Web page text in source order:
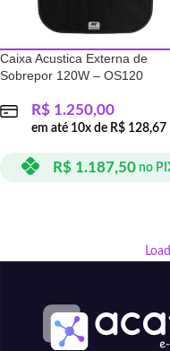
Caixa Acustica Externa de
Sobrepor 120W – OS120
R$ 1.250,00
em até 10x de R$ 128,67
R$1.187,50 no